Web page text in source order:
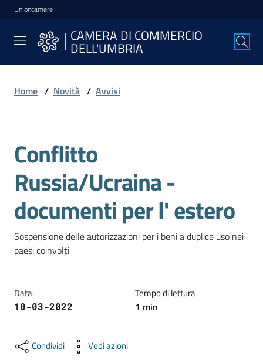
Vai al contenuto
Vai alla navigazione
Vai al footer
Unioncamere
CAMERA DI COMMERCIO
DELL'UMBRIA
CAMERA DI
COMMERCIO
DELL'UMBRIA
Avviare
l'Impresa
Gestire
l'Impresa
Promuovere
l'Impresa
il
territorio
Home / Novità / Avvisi
Salta al contenuto
Conflitto
Russia/Ucraina -
documenti per l' estero
Sospensione delle autorizzazioni per i beni a duplice uso nei
paesi coinvolti
Data:
10-03-2022
Tempo di lettura
1 min
Condividi Vedi azioni